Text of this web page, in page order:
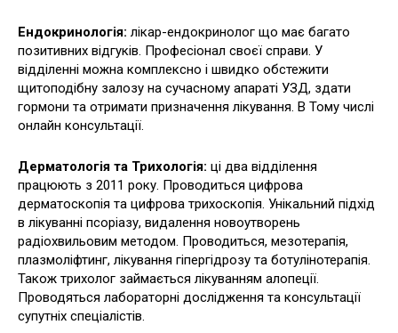
Ендокринологія: лікар-ендокринолог що має багато
позитивних відгуків. Професіонал своєї справи. У
відділенні можна комплексно і швидко обстежити
щитоподібну залозу на сучасному апараті УЗД, здати
гормони та отримати призначення лікування. В Тому числі
онлайн консультації.
Дерматологія та Трихологія: ці два відділення
працюють з 2011 року. Проводиться цифрова
дерматоскопія та цифрова трихоскопія. Унікальний підхід
в лікуванні псоріазу, видалення новоутворень
радіохвильовим методом. Проводиться, мезотерапія,
плазмоліфтинг, лікування гіпергідрозу та ботулінотерапія.
Також трихолог займається лікуванням алопеції.
Проводяться лабораторні дослідження та консультації
супутніх спеціалістів.